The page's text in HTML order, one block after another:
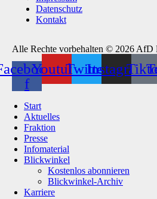
Datenschutz
Kontakt
Alle Rechte vorbehalten © 2026 AfD
f
YoutubeTwitterInstagram
Start
Aktuelles
Fraktion
Presse
Infomaterial
Blickwinkel
Kostenlos abonnieren
Blickwinkel-Archiv
Karriere